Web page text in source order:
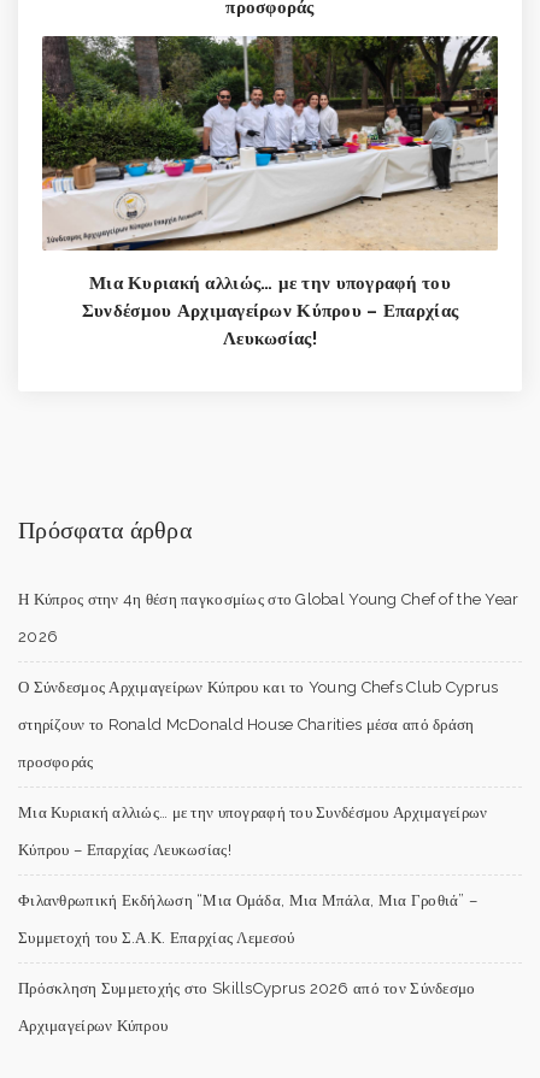
προσφοράς
Μια Κυριακή αλλιώς… με την υπογραφή του
Συνδέσμου Αρχιμαγείρων Κύπρου – Επαρχίας
Λευκωσίας!
Πρόσφατα άρθρα
Η Κύπρος στην 4η θέση παγκοσμίως στο Global Young Chef of the Year
2026
Ο Σύνδεσμος Αρχιμαγείρων Κύπρου και το Young Chefs Club Cyprus
στηρίζουν το Ronald McDonald House Charities μέσα από δράση
προσφοράς
Μια Κυριακή αλλιώς… με την υπογραφή του Συνδέσμου Αρχιμαγείρων
Κύπρου – Επαρχίας Λευκωσίας!
Φιλανθρωπική Εκδήλωση “Μια Ομάδα, Μια Μπάλα, Μια Γροθιά” –
Συμμετοχή του Σ.Α.Κ. Επαρχίας Λεμεσού
Πρόσκληση Συμμετοχής στο SkillsCyprus 2026 από τον Σύνδεσμο
Αρχιμαγείρων Κύπρου